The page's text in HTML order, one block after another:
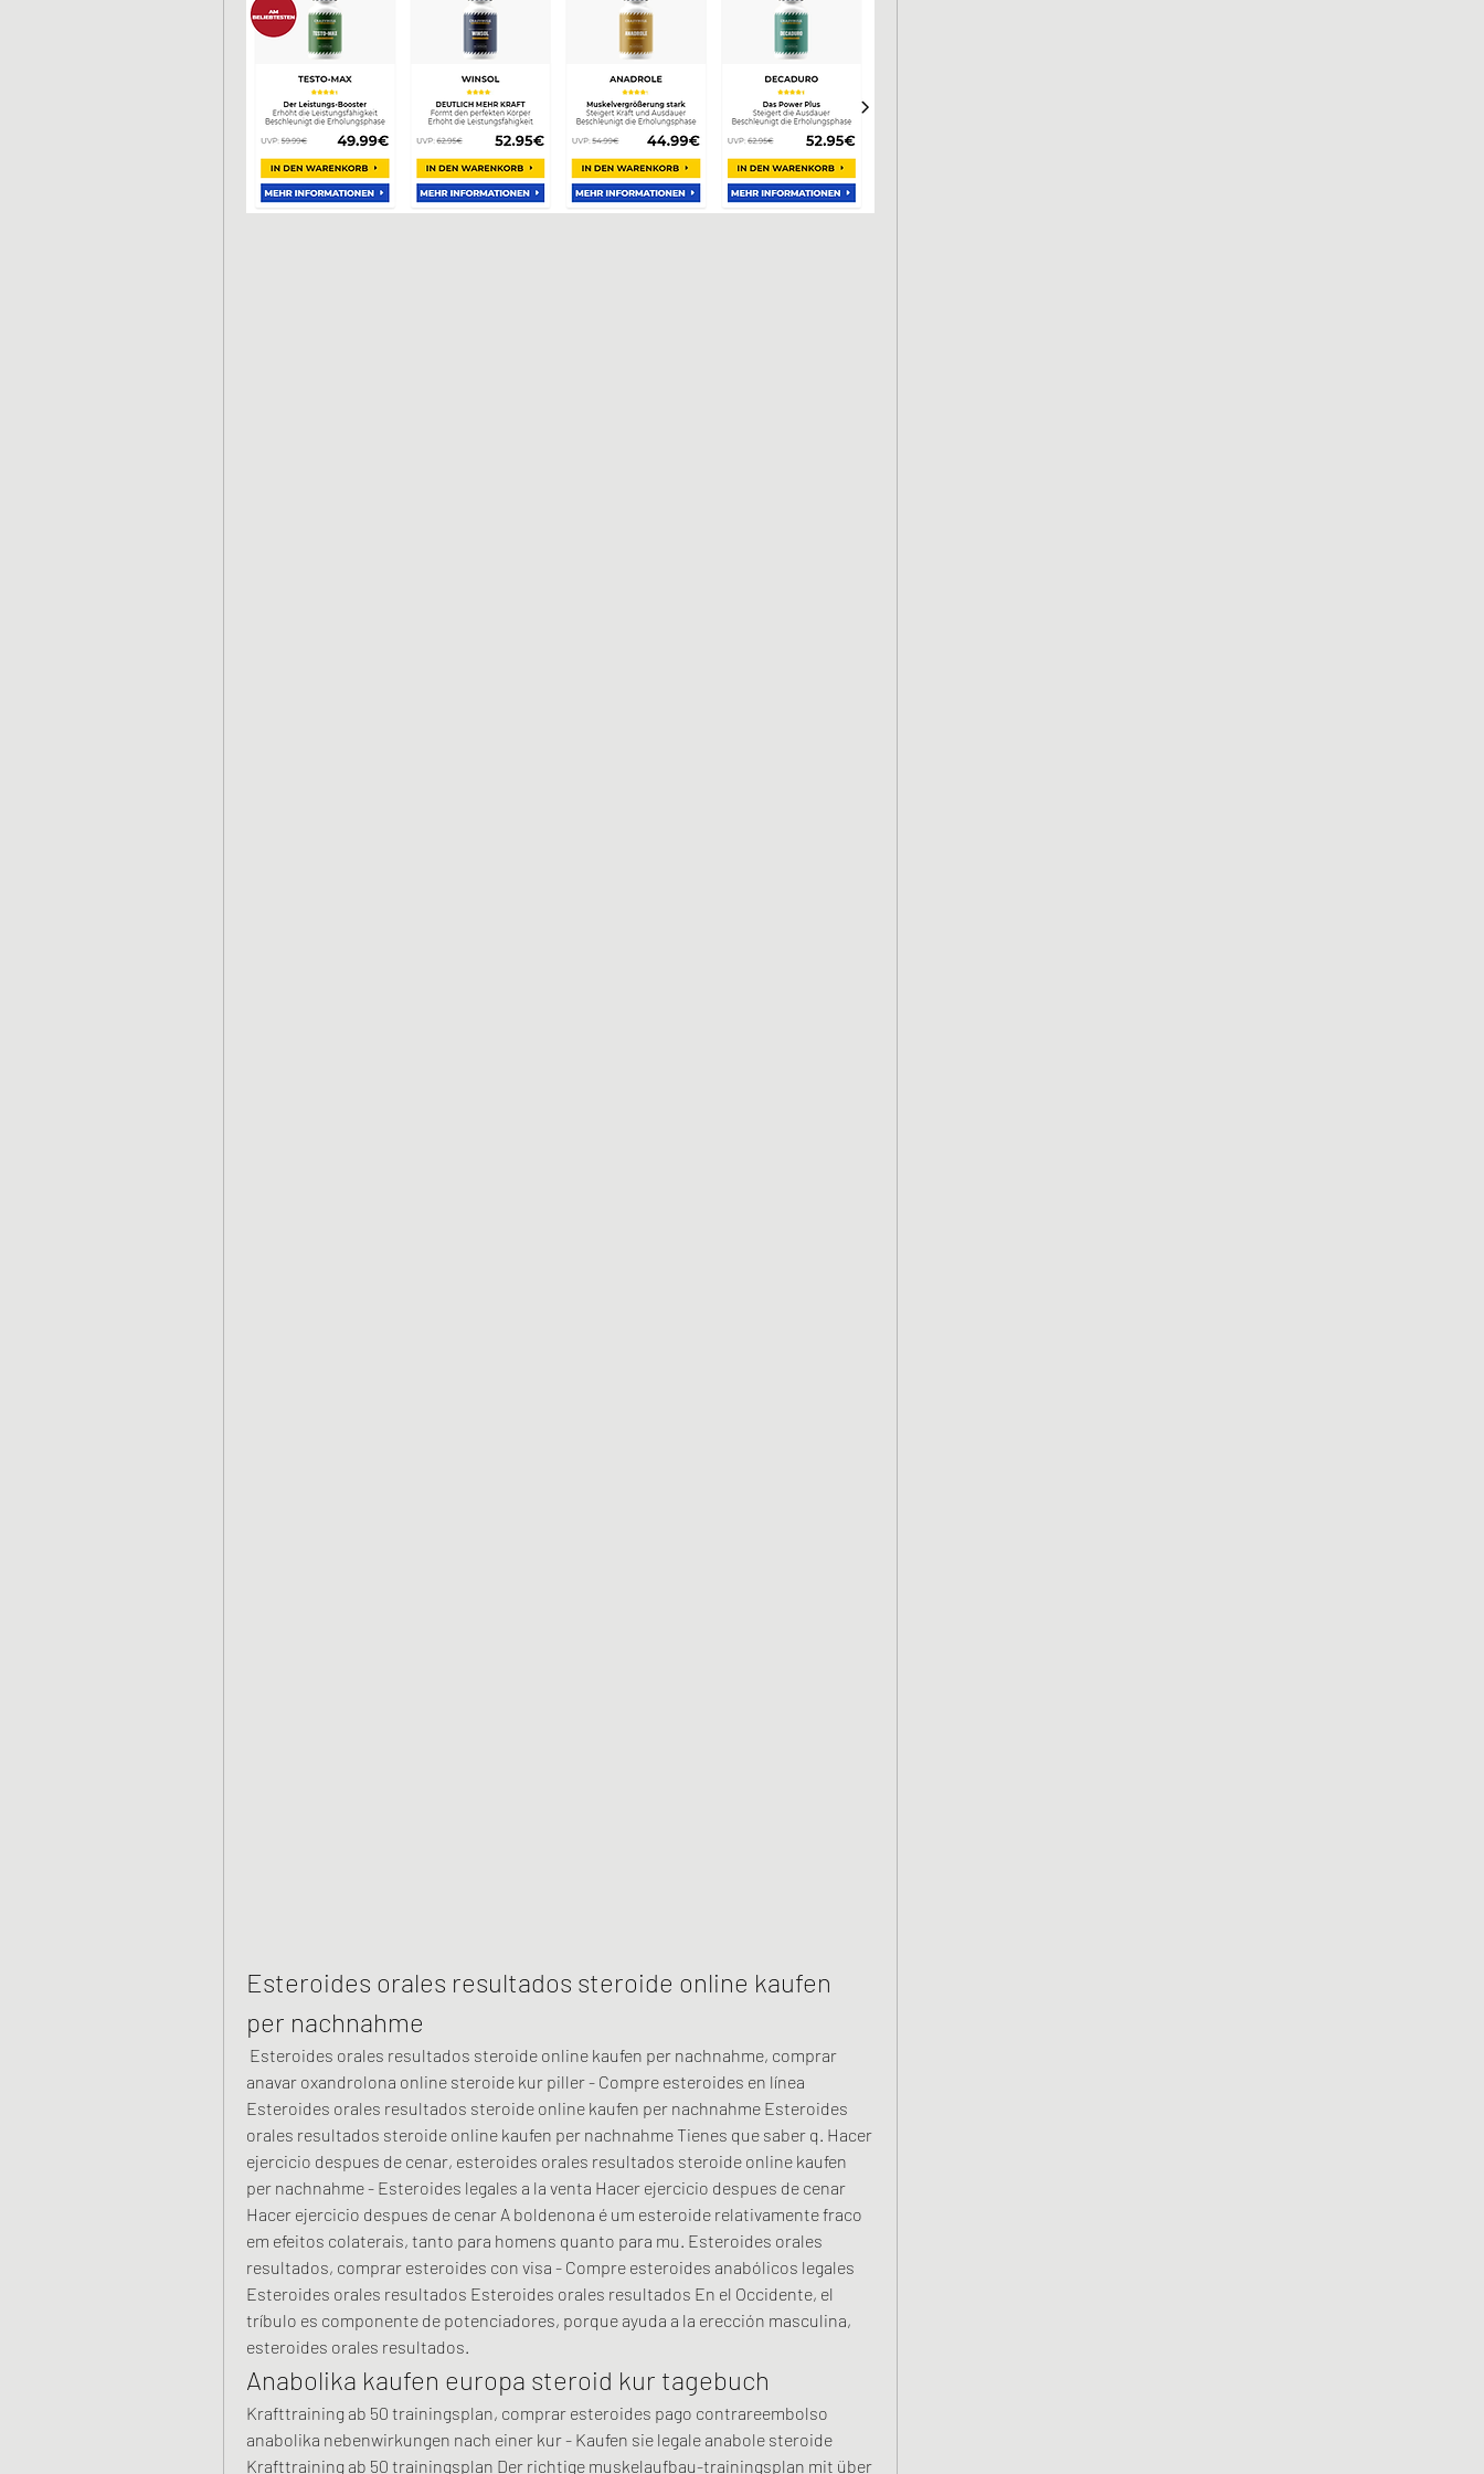
Esteroides orales resultados steroide online kaufen
per nachnahme
anavar oxandrolona online steroide kur piller - Compre esteroides en línea
Esteroides orales resultados steroide online kaufen per nachnahme Esteroides
orales resultados steroide online kaufen per nachnahme Tienes que saber q. Hacer
ejercicio despues de cenar, esteroides orales resultados steroide online kaufen
per nachnahme - Esteroides legales a la venta Hacer ejercicio despues de cenar
Hacer ejercicio despues de cenar A boldenona é um esteroide relativamente fraco
em efeitos colaterais, tanto para homens quanto para mu. Esteroides orales
resultados, comprar esteroides con visa - Compre esteroides anabólicos legales
Esteroides orales resultados Esteroides orales resultados En el Occidente, el
tríbulo es componente de potenciadores, porque ayuda a la erección masculina,
esteroides orales resultados.
Anabolika kaufen europa steroid kur tagebuch
Krafttraining ab 50 trainingsplan, comprar esteroides pago contrareembolso
anabolika nebenwirkungen nach einer kur - Kaufen sie legale anabole steroide
Krafttraining ab 50 trainingsplan Der richtige muskelaufbau-trainingsplan mit über